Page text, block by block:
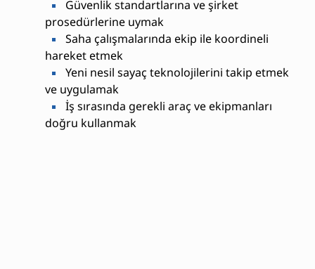
Güvenlik standartlarına ve şirket
prosedürlerine uymak
Saha çalışmalarında ekip ile koordineli
hareket etmek
Yeni nesil sayaç teknolojilerini takip etmek
ve uygulamak
İş sırasında gerekli araç ve ekipmanları
doğru kullanmak